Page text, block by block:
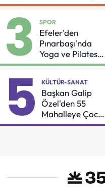
İçin Önemli Protokol
3 SPOR
Efeler'den
Pınarbaşı'nda
Yoga ve Pilates
Buluşması
5 KÜLTÜR-SANAT
Başkan Galip
Özel'den 55
Mahalleye Çocuk
Şenliği